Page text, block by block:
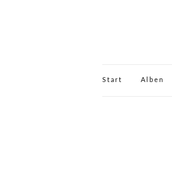
Start Alben